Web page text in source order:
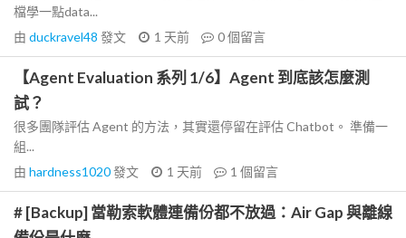
檔學一點data...
由 duckravel48 發文 1 天前 0個留言
【Agent Evaluation 系列 1/6】Agent 到底該怎麼測
試？
很多團隊評估 Agent 的方法，其實還停留在評估 Chatbot。 準備一
組...
由 hardness1020發文 1 天前 1 個留言
# [Backup] 當勒索軟體連備份都不放過：Air Gap 與離線